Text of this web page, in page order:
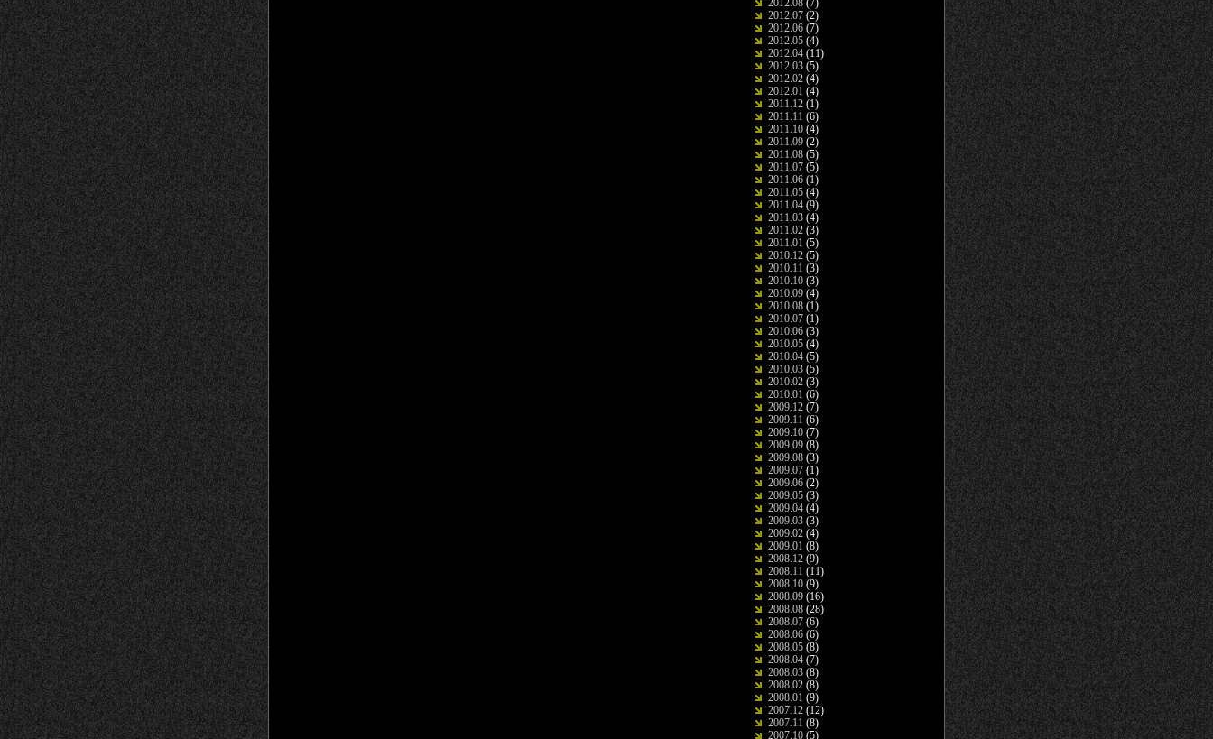
2012.07 (2)
2012.06 (7)
2012.05 (4)
2012.04 (11)
2012.03 (5)
2012.02 (4)
2012.01 (4)
2011.12 (1)
2011.11 (6)
2011.10 (4)
2011.09 (2)
2011.08 (5)
2011.07 (5)
2011.06 (1)
2011.05 (4)
2011.04 (9)
2011.03 (4)
2011.02 (3)
2011.01 (5)
2010.12 (5)
2010.11 (3)
2010.10 (3)
2010.09 (4)
2010.08 (1)
2010.07 (1)
2010.06 (3)
2010.05 (4)
2010.04 (5)
2010.03 (5)
2010.02 (3)
2010.01 (6)
2009.12 (7)
2009.11 (6)
2009.10 (7)
2009.09 (8)
2009.08 (3)
2009.07 (1)
2009.06 (2)
2009.05 (3)
2009.04 (4)
2009.03 (3)
2009.02 (4)
2009.01 (8)
2008.12 (9)
2008.11 (11)
2008.10 (9)
2008.09 (16)
2008.08 (28)
2008.07 (6)
2008.06 (6)
2008.05 (8)
2008.04 (7)
2008.03 (8)
2008.02 (8)
2008.01 (9)
2007.12 (12)
2007.11 (8)
2007.10 (5)